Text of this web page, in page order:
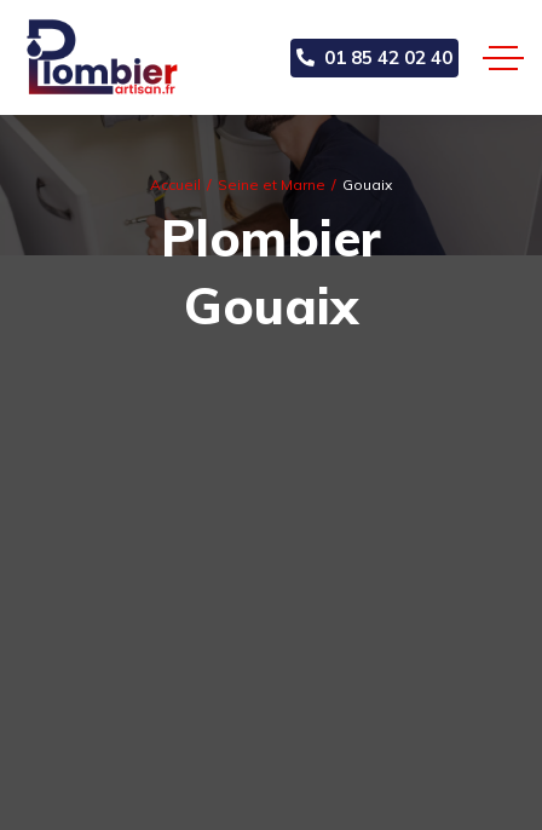
01 85 42 02 40
Accueil Seine et Marne Gouaix
Plombier
Gouaix